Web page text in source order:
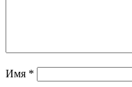
Имя *